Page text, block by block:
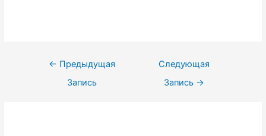
Навигация
← Предыдущая
Запись
Следующая
Запись →